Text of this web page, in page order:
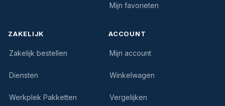
Mijn favorieten
ZAKELIJK
Zakelijk bestellen
Diensten
Werkplek Pakketten
ACCOUNT
Mijn account
Winkelwagen
Vergelijken